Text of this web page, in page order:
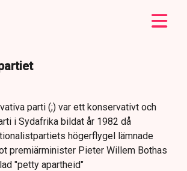
parti (;) var ett konservativt och
i Sydafrika bildat år 1982 då
högerflygel lämnade
premiärminister Pieter Willem Bothas
"petty apartheid"